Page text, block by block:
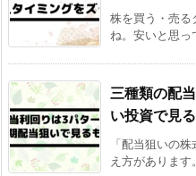
株を買う・売る
ね。安いと思
三種類の配
い投資で見
「配当狙いの
え方がありま